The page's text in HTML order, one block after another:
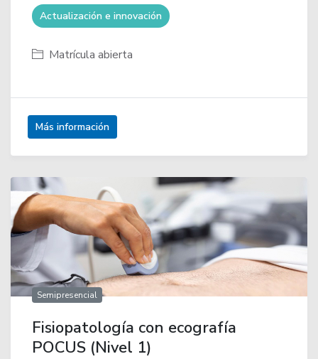
Actualización e innovación
Matrícula abierta
Más información
Semipresencial
Fisiopatología con ecografía
POCUS (Nivel 1)